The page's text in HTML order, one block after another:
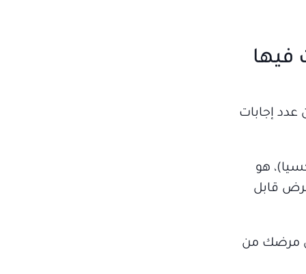
فيها
عدد إجابات
هو
مرض قابل
عن مرضك من